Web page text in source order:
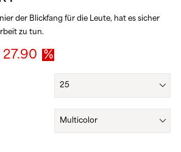
der Blickfang für die Leute, hat es sicher
zu tun.
27.90
ist:
CHF 27.90.